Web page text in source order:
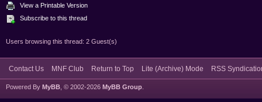
View a Printable Version
Subscribe to this thread
Users browsing this thread: 2 Guest(s)
Contact Us MNF Club Return to Top Lite (Archive) Mode RSS
Powered By MyBB , © 2002-2026 MyBB Group